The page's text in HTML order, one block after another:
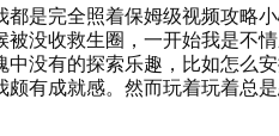
是完全照着保姆级视频攻略
没收救生圈，一开始我是不
没有的探索乐趣，比如怎么
有成就感。然而玩着玩着总